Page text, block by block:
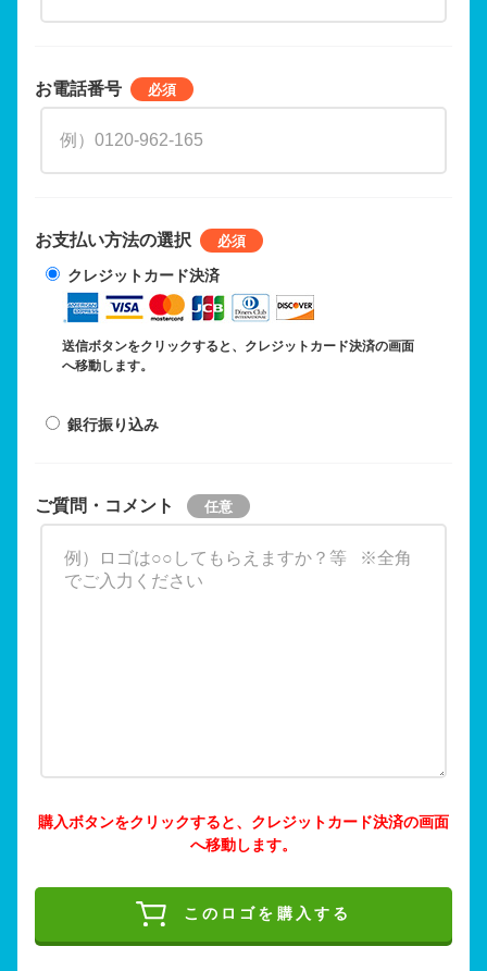
お電話番号
お支払い方法の選択
クレジットカード決済
送信ボタンをクリックすると、クレジットカード決済の画面
へ移動します。
銀行振り込み
ご質問・コメント
購入ボタンをクリックすると、クレジットカード決済の画面
へ移動します。
このロゴを購入する